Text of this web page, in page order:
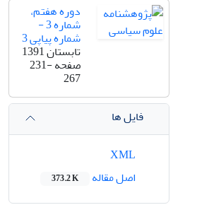
دوره هفتم،
شماره 3 -
شماره پیاپی 3
تابستان 1391
صفحه231-
267
فایل ها
اصل مقاله
373.2 K